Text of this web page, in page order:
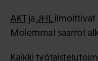
AKTja JHLilmoittivat
Molemmat saarrot
Kaikki